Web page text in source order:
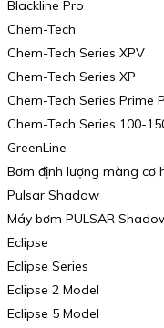
Blackline Pro
Chem-Tech
Chem-Tech Series XPV
Chem-Tech Series XP
Chem-Tech Series Prime
Chem-Tech Series 100-
GreenLine
Bơm định lượng màng cơ
Pulsar Shadow
Máy bơm PULSAR
Eclipse
Eclipse Series
Eclipse 2 Model
Eclipse 5 Model